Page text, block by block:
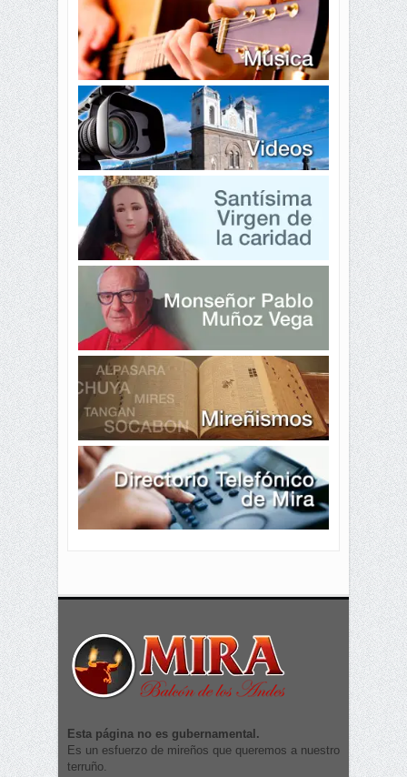
Esta página no es gubernamental.
Es un esfuerzo de mireños que queremos a nuestro
terruño.